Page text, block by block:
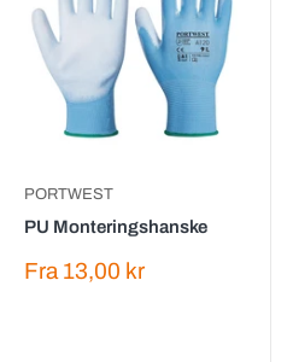
PORTWEST
PU Monteringshanske
Salgspris
Fra 13,00 kr